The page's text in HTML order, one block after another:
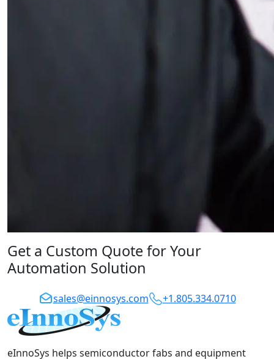
Get a Custom Quote for Your
Automation Solution
sales@einnosys.com +1.805.334.0710
eInnoSys helps semiconductor fabs and equipment